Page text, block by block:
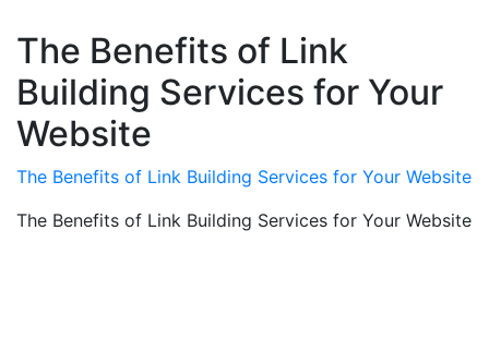
The Benefits of Link
Building Services for Your
Website
The Benefits of Link Building Services for Your Website
The Benefits of Link Building Services for Your Website